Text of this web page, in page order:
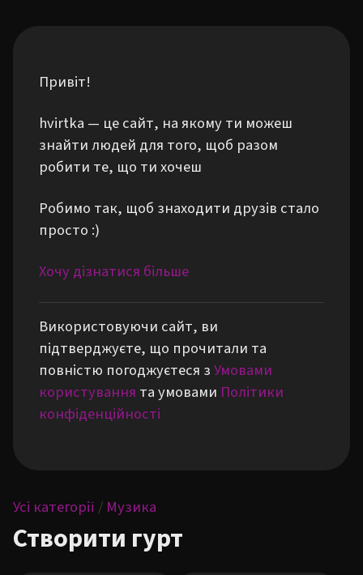
Привіт!
hvirtka — це сайт, на якому ти можеш
знайти людей для того, щоб разом
робити те, що ти хочеш
Робимо так, щоб знаходити друзів стало
просто :)
Хочу дізнатися більше
Використовуючи сайт, ви
підтверджуєте, що прочитали та
повністю погоджуєтеся зУмовами
користування та умовами Політики
конфіденційності
Усі категорії / Музика
Створити гурт